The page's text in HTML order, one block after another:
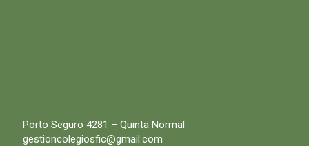
Porto Seguro 4281 – Quinta Normal
gestioncolegiosfic@gmail.com